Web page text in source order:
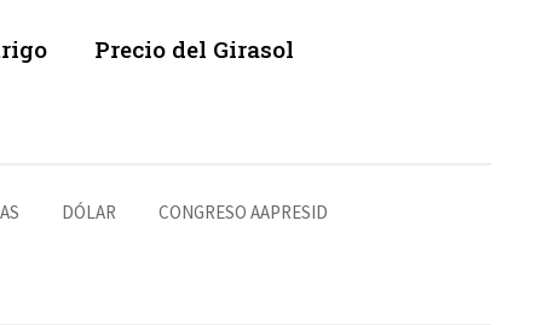
Precio del Girasol
DÓLAR CONGRESO AAPRESID